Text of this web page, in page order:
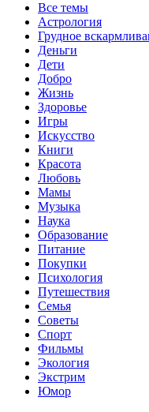
Все темы
Астрология
Грудное
Деньги
Дети
Добро
Жизнь
Здоровье
Игры
Искусство
Книги
Красота
Любовь
Мамы
Музыка
Наука
Образование
Питание
Покупки
Психология
Путешествия
Семья
Советы
Спорт
Фильмы
Экология
Экстрим
Юмор